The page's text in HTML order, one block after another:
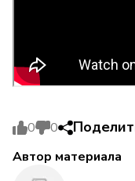
0 0
Автор материала